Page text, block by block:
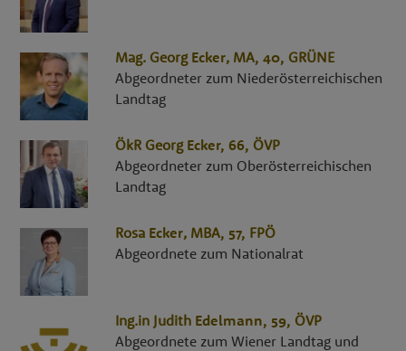
Mag. Georg Ecker, MA, 40, GRÜNE
Abgeordneter zum Niederösterreichischen
Landtag
ÖkR Georg Ecker, 66, ÖVP
Abgeordneter zum Oberösterreichischen
Landtag
Rosa Ecker, MBA, 57, FPÖ
Abgeordnete zum Nationalrat
Ing.in Judith Edelmann, 59, ÖVP
Abgeordnete zum Wiener Landtag und